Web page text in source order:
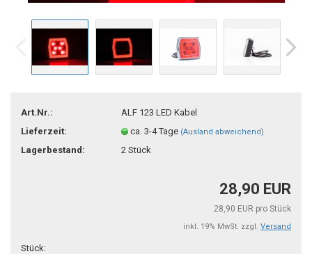
Art.Nr.:
ALF 123 LED Kabel
Lieferzeit:
ca. 3-4 Tage (Ausland abweichend)
Lagerbestand: 2Stück
28,90 EUR
28,90 EUR pro Stück
inkl. 19% MwSt. zzgl. Versand
Stück: